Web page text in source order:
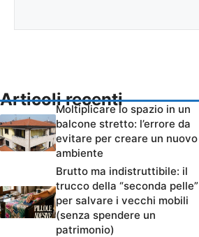
Articoli recenti
Moltiplicare lo spazio in un
balcone stretto: l’errore da
evitare per creare un nuovo
ambiente
Brutto ma indistruttibile: il
trucco della “seconda pelle”
per salvare i vecchi mobili
(senza spendere un
patrimonio)